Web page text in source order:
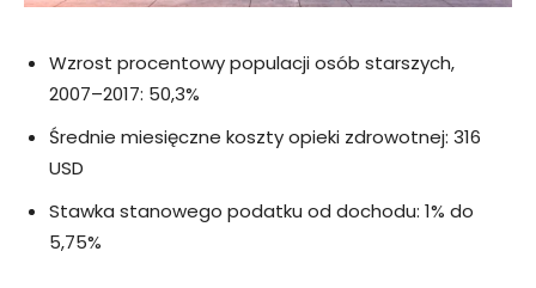
Wzrost procentowy populacji osób starszych,
2007–2017: 50,3%
Średnie miesięczne koszty opieki zdrowotnej: 316
USD
Stawka stanowego podatku od dochodu: 1% do
5,75%